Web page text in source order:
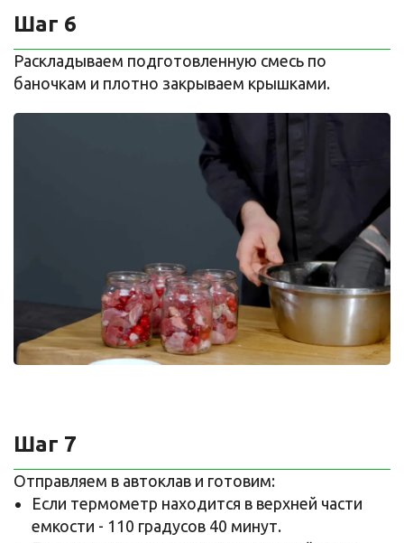
Шаг 6
Раскладываем подготовленную смесь по
баночкам и плотно закрываем крышками.
Шаг 7
Отправляем в автоклав и готовим:
Если термометр находится в верхней части
емкости - 110 градусов 40 минут.